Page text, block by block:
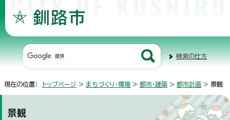
検索の仕方
現在の位置： トップページ > まちづくり・環境 > 都市・建築 > 都市計画 > 景観
景観